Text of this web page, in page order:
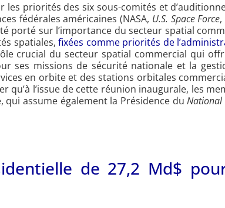
priorités des six sous-comités et
fédérales américaines (NASA, U.S. Space Force,
porté sur l’importance du secteur spatial
spatiales,fixées comme priorités de
crucial du secteur spatial commercial qui
ses missions de sécurité nationale et la
en orbite et des stations orbitales
qu’à l’issue de cette réunion inaugurale, les
qui assume également la Présidence duNational
de 27,2 Md$